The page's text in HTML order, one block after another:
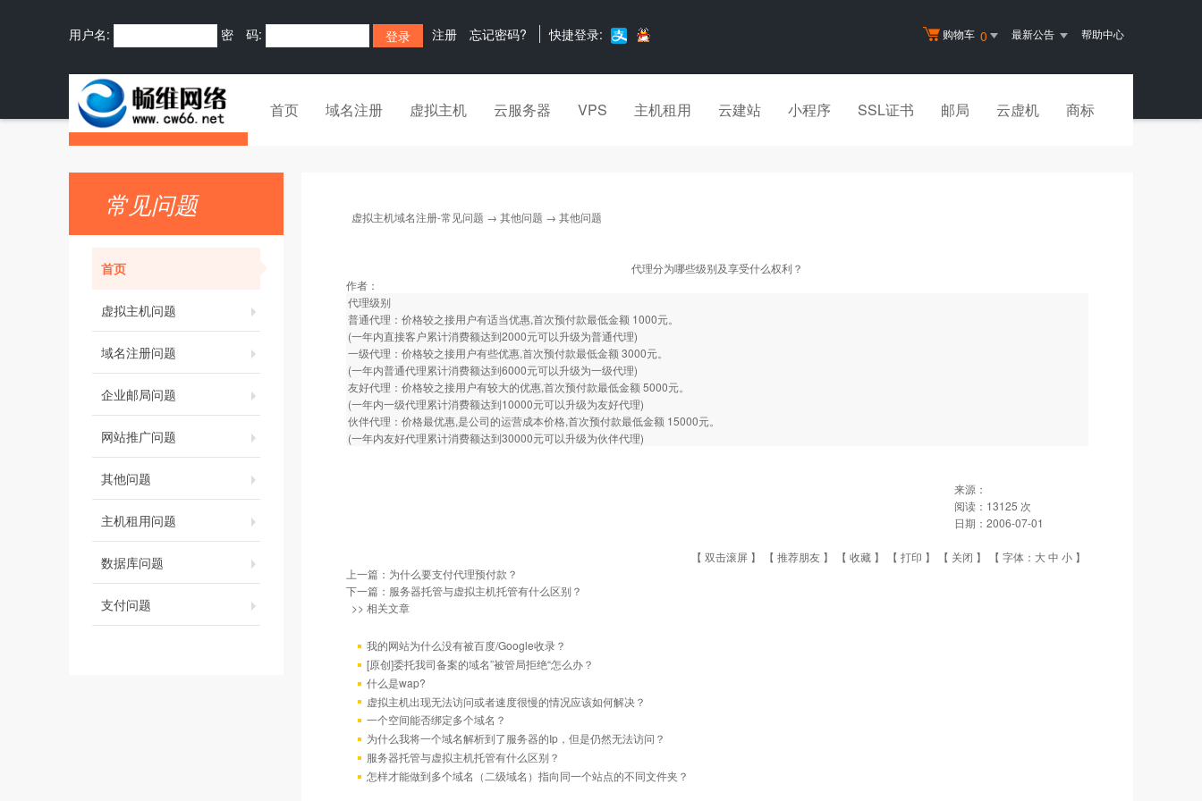
购物车 0 最新公告 帮助中心
用户名: 密 码: 注册 忘记密码? 快捷登录:
首页 域名注册 虚拟主机 云服务器 VPS 主机租用 云建站 小程序 SSL证书 邮局 云虚机 商标
常见问题
首页
虚拟主机问题
域名注册问题
企业邮局问题
网站推广问题
其他问题
主机租用问题
数据库问题
支付问题
虚拟主机域名注册-常见问题 → 其他问题 → 其他问题
代理分为哪些级别及享受什么权利？
作者：
代理级别
普通代理：价格较之接用户有适当优惠,首次预付款最低金额 1000元。
(一年内直接客户累计消费额达到2000元可以升级为普通代理)
一级代理：价格较之接用户有些优惠,首次预付款最低金额 3000元。
(一年内普通代理累计消费额达到6000元可以升级为一级代理)
友好代理：价格较之接用户有较大的优惠,首次预付款最低金额 5000元。
(一年内一级代理累计消费额达到10000元可以升级为友好代理)
伙伴代理：价格最优惠,是公司的运营成本价格,首次预付款最低金额 15000元。
(一年内友好代理累计消费额达到30000元可以升级为伙伴代理)
来源：
阅读： 13125 次
日期： 2006-07-01
【 双击滚屏 】 【 推荐朋友 】 【 收藏 】 【 打印 】 【 关闭 】 【 字体： 大中 小 】
上一篇： 为什么要支付代理预付款？
下一篇： 服务器托管与虚拟主机托管有什么区别？
>> 相关文章
我的网站为什么没有被百度/Google收录？
[原创]委托我司备案的域名”被管局拒绝“怎么办？
什么是wap?
虚拟主机出现无法访问或者速度很慢的情况应该如何解决？
一个空间能否绑定多个域名？
为什么我将一个域名解析到了服务器的Ip，但是仍然无法访问？
服务器托管与虚拟主机托管有什么区别？
怎样才能做到多个域名（二级域名）指向同一个站点的不同文件夹？